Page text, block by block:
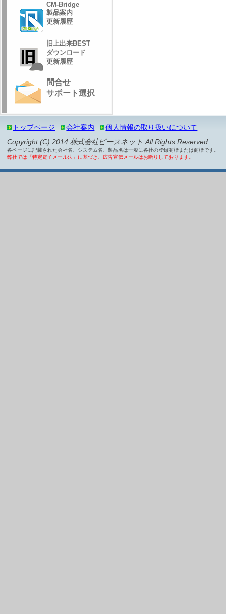
CM-Bridge
製品案内
更新履歴
旧上出来BEST
ダウンロード
更新履歴
問合せ
サポート選択
トップページ 会社案内
個人情報の取り扱いについて
Copyright (C) 2014 株式会社ピースネット All Rights Reserved.
各ページに記載された会社名、システム名、製品名は一般に各社の登録商標または商標です。
弊社では「特定電子メール法」に基づき、広告宣伝メールはお断りしております。